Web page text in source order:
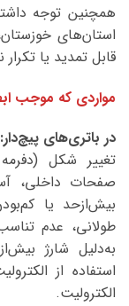
همچنین توجه
استان‌های
قابل تمدید یا
مواردی که موجب
در باتری‌های پیچ‌دار:
تغییر شکل
صفحات داخلی،
بیش‌ازحد یا
طولانی، عدم
به‌دلیل شارژ
استفاده از
الکترولیت.